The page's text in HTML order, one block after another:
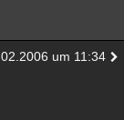
um 11:34